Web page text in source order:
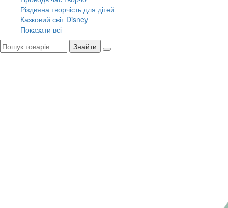
Різдвяна творчість для дітей
Казковий світ Disney
Показати всі
Знайти